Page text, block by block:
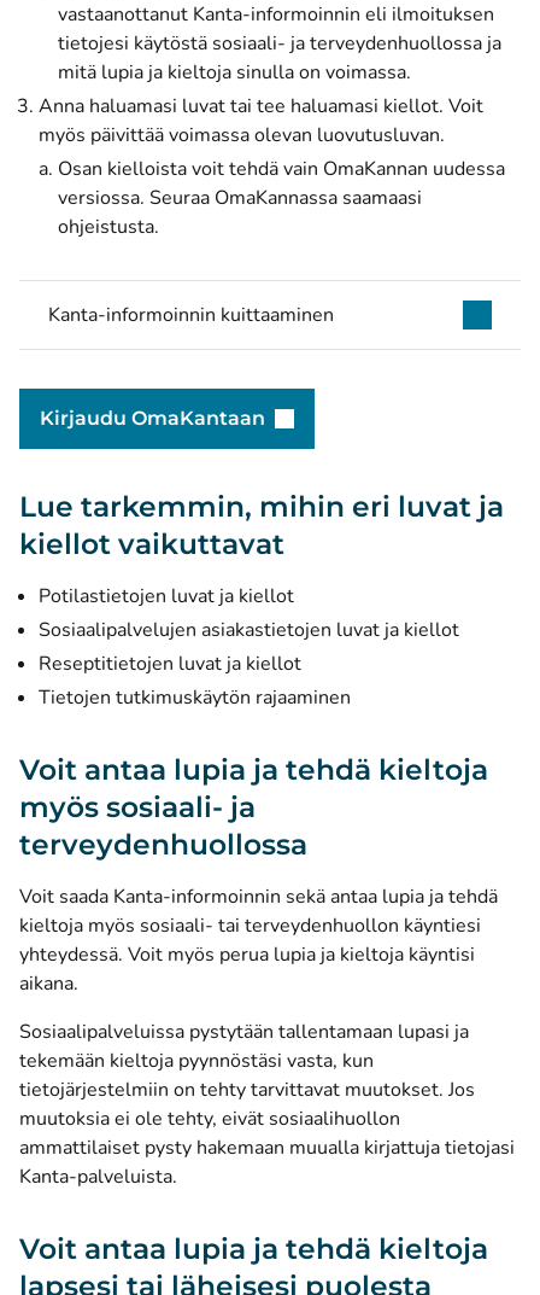
vastaanottanut Kanta-informoinnin eli ilmoituksen
tietojesi käytöstä sosiaali- ja terveydenhuollossa ja
mitä lupia ja kieltoja sinulla on voimassa.
Anna haluamasi luvat tai tee haluamasi kiellot. Voit
myös päivittää voimassa olevan luovutusluvan.
Osan kielloista voit tehdä vain OmaKannan uudessa
versiossa. Seuraa OmaKannassa saamaasi
ohjeistusta.
Kanta-informoinnin kuittaaminen
Kirjaudu OmaKantaan(avautuu uuteen
Lue tarkemmin, mihin eri luvat ja
kiellot vaikuttavat
Potilastietojen luvat ja kiellot
Sosiaalipalvelujen asiakastietojen luvat ja kiellot
Reseptitietojen luvat ja kiellot
Tietojen tutkimuskäytön rajaaminen
Voit antaa lupia ja tehdä kieltoja
myös sosiaali- ja
terveydenhuollossa
Voit saada Kanta-informoinnin sekä antaa lupia ja tehdä
kieltoja myös sosiaali- tai terveydenhuollon käyntiesi
yhteydessä. Voit myös perua lupia ja kieltoja käyntisi
aikana.
Sosiaalipalveluissa pystytään tallentamaan lupasi ja
tekemään kieltoja pyynnöstäsi vasta, kun
tietojärjestelmiin on tehty tarvittavat muutokset. Jos
muutoksia ei ole tehty, eivät sosiaalihuollon
ammattilaiset pysty hakemaan muualla kirjattuja tietojasi
Kanta-palveluista.
Voit antaa lupia ja tehdä kieltoja
lapsesi tai läheisesi puolesta